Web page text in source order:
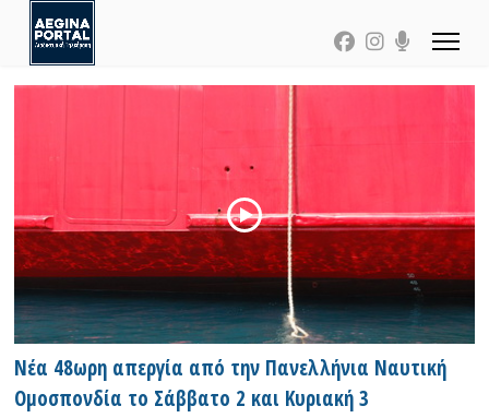
Νέα 48ωρη απεργία από την Πανελλήνια Ναυτική
Ομοσπονδία το Σάββατο 2 και Κυριακή 3